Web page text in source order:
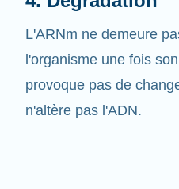
L'ARNm ne demeure
l'organisme une fois
provoque pas de
n'altère pas l'ADN.